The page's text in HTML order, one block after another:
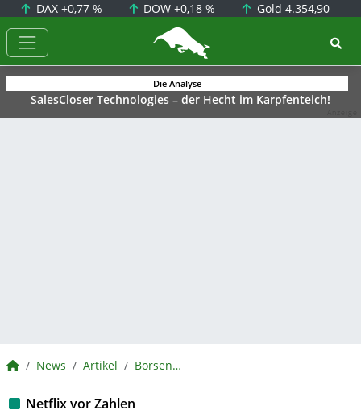
DAX +0,77 % DOW+0,18 % Gold 4.354,90
BörsenNEWS.de
Die Analyse
SalesCloser Technologies – der Hecht im Karpfenteich!
BörsenNEWS.de
News Artikel BörsenNEWS.de
Netflix vor Zahlen